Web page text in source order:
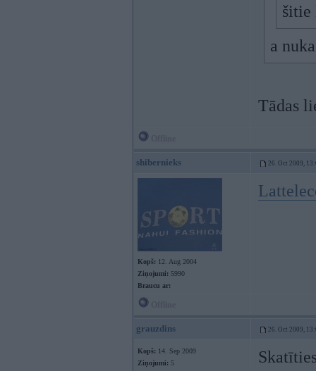
šitie
a
Tādas
shibernieks 26. Oct 2009,
Kopš: 12. Aug 2004
Ziņojumi: 5990
Braucu ar:
grauzdins 26. Oct 2009,
Kopš: 14. Sep 2009
Ziņojumi: 5